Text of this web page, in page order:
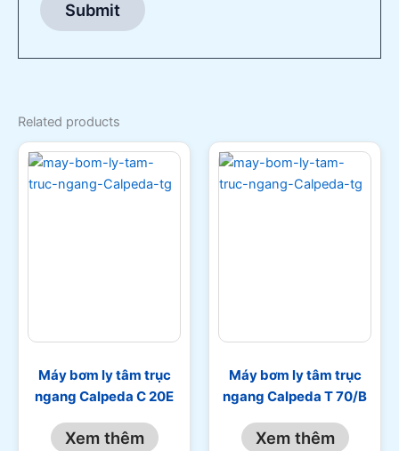
Related products
Máy bơm ly tâm trục
ngang Calpeda C 20E
Xem thêm
Máy bơm ly tâm trục
ngang Calpeda T 70/B
Xem thêm